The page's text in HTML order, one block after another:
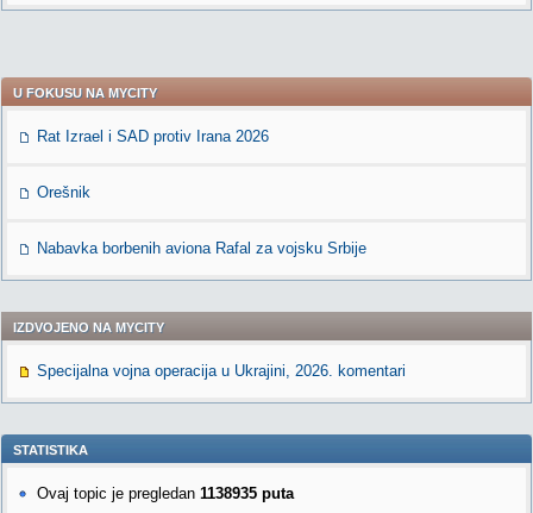
U FOKUSU NA MYCITY
Rat Izrael i SAD protiv Irana 2026
Orešnik
Nabavka borbenih aviona Rafal za vojsku Srbije
IZDVOJENO NA MYCITY
Specijalna vojna operacija u Ukrajini, 2026. komentari
STATISTIKA
Ovaj topic je pregledan 1138935 puta